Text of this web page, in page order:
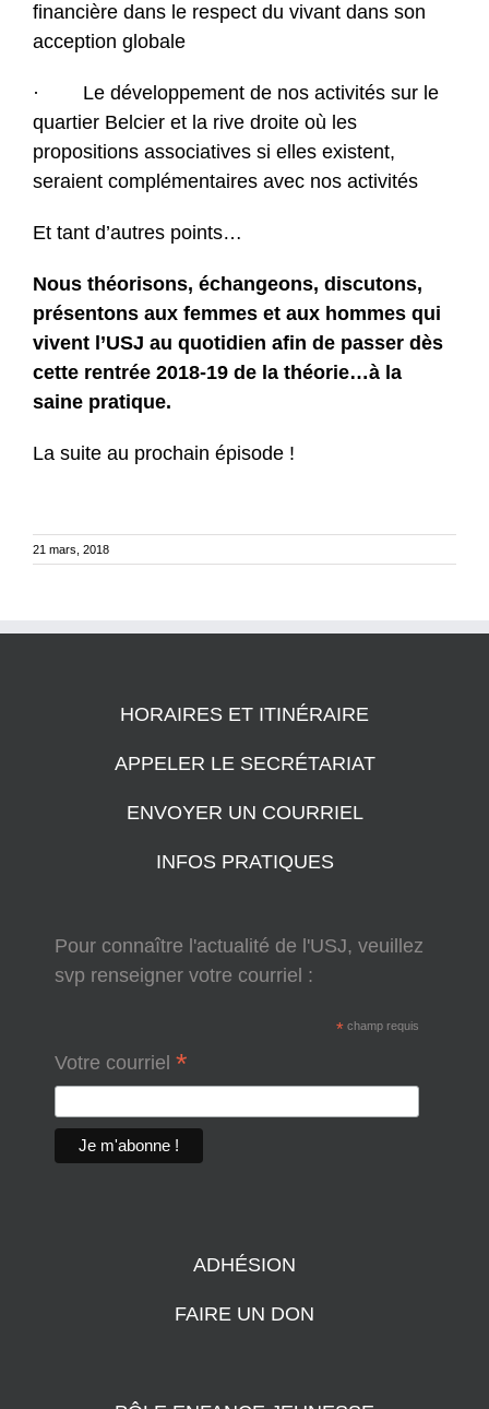
financière dans le respect du vivant dans son
acception globale
· Le développement de nos activités sur le
quartier Belcier et la rive droite où les
propositions associatives si elles existent,
seraient complémentaires avec nos activités
Et tant d’autres points…
Nous théorisons, échangeons, discutons,
présentons aux femmes et aux hommes qui
vivent l’USJ au quotidien afin de passer dès
cette rentrée 2018-19 de la théorie…à la
saine pratique.
La suite au prochain épisode !
21 mars, 2018
HORAIRES ET ITINÉRAIRE
APPELER LE SECRÉTARIAT
ENVOYER UN COURRIEL
INFOS PRATIQUES
Pour connaître l'actualité de l'USJ, veuillez
svp renseigner votre courriel :
* champ requis
Votre courriel *
ADHÉSION
FAIRE UN DON